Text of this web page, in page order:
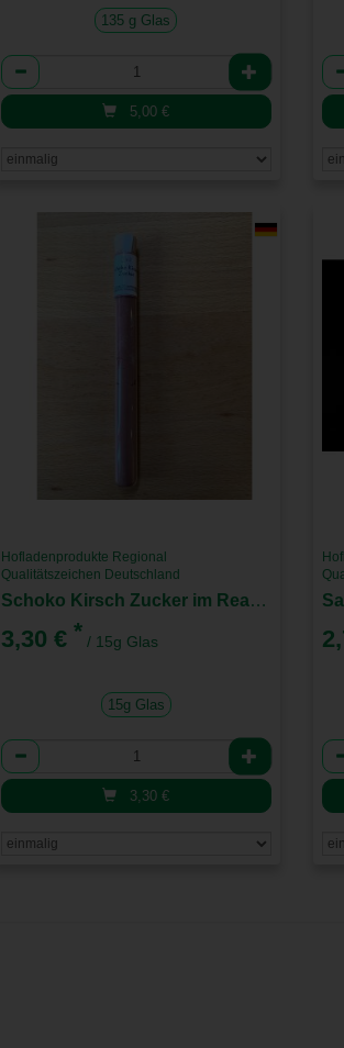
135 g Glas
Anzahl
5,00€
Hofladenprodukte Regional
Qualitätszeichen Deutschland
Schoko Kirsch Zucker im Reagenzglas
3,30 €* / 15g Glas
15g Glas
Anzahl
3,30€